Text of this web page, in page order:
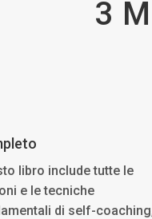
3
libro include tutte le
e le tecniche
di self-